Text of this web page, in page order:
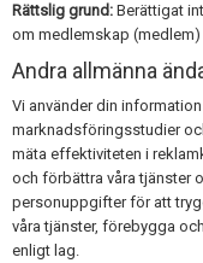
Rättslig grund: Berättigat
om medlemskap (medlem)
Andra allmänna
Vi använder din
marknadsföringsstudier
mäta effektiviteten i
och förbättra våra tjänster
personuppgifter för att
våra tjänster, förebygga
enligt lag.